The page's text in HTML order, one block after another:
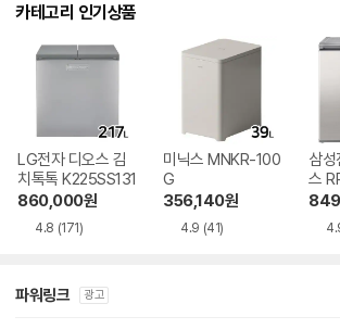
카테고리 인기상품
LG전자 디오스 김
치톡톡 K225SS131
860,000원
4.8 (171)
미닉스 MNKR-100
G
356,140원
4.9 (41)
삼성
스
파워링크 광고